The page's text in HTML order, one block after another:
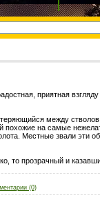
приятная взгляду
между
похожие на самые
Местные звали эти
то прозрачный и
(0)